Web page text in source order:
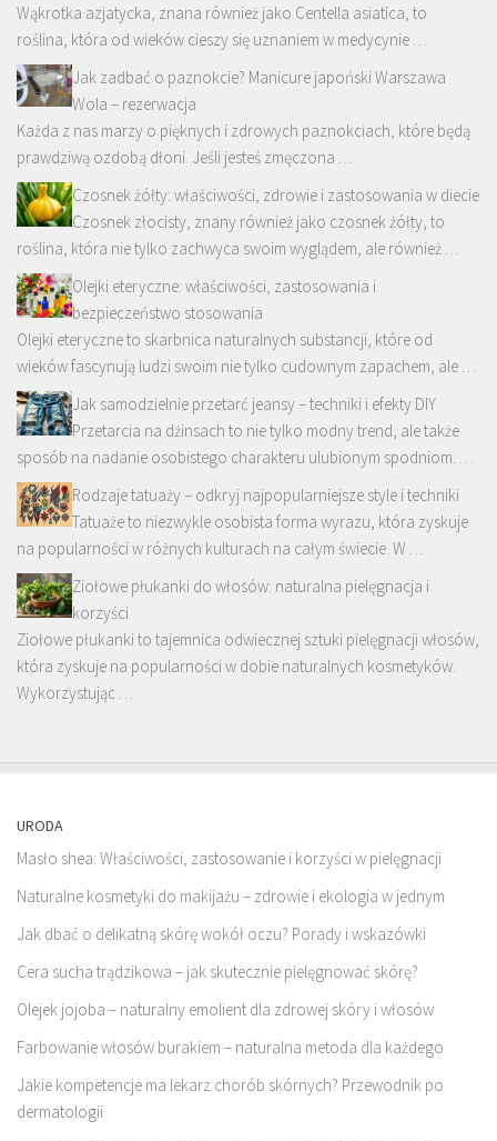
Wąkrotka azjatycka, znana również jako Centella asiatica, to
roślina, która od wieków cieszy się uznaniem w medycynie …
Jak zadbać o paznokcie? Manicure japoński Warszawa
Wola – rezerwacja
Każda z nas marzy o pięknych i zdrowych paznokciach, które będą
prawdziwą ozdobą dłoni. Jeśli jesteś zmęczona …
Czosnek żółty: właściwości, zdrowie i zastosowania w diecie
Czosnek złocisty, znany również jako czosnek żółty, to
roślina, która nie tylko zachwyca swoim wyglądem, ale również …
Olejki eteryczne: właściwości, zastosowania i
bezpieczeństwo stosowania
Olejki eteryczne to skarbnica naturalnych substancji, które od
wieków fascynują ludzi swoim nie tylko cudownym zapachem, ale …
Jak samodzielnie przetarć jeansy – techniki i efekty DIY
Przetarcia na dżinsach to nie tylko modny trend, ale także
sposób na nadanie osobistego charakteru ulubionym spodniom. …
Rodzaje tatuaży – odkryj najpopularniejsze style i techniki
Tatuaże to niezwykle osobista forma wyrazu, która zyskuje
na popularności w różnych kulturach na całym świecie. W …
Ziołowe płukanki do włosów: naturalna pielęgnacja i
korzyści
Ziołowe płukanki to tajemnica odwiecznej sztuki pielęgnacji włosów,
która zyskuje na popularności w dobie naturalnych kosmetyków.
Wykorzystując …
URODA
Masło shea: Właściwości, zastosowanie i korzyści w pielęgnacji
Naturalne kosmetyki do makijażu – zdrowie i ekologia w jednym
Jak dbać o delikatną skórę wokół oczu? Porady i wskazówki
Cera sucha trądzikowa – jak skutecznie pielęgnować skórę?
Olejek jojoba – naturalny emolient dla zdrowej skóry i włosów
Farbowanie włosów burakiem – naturalna metoda dla każdego
Jakie kompetencje ma lekarz chorób skórnych? Przewodnik po
dermatologii